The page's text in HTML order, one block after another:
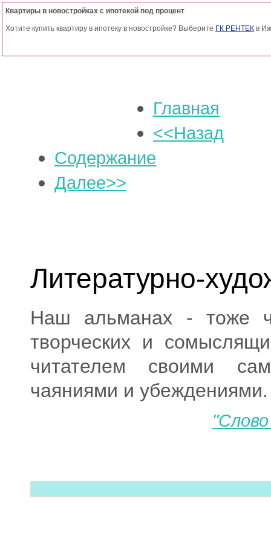
Квартиры в новостройках с ипотекой под процент
Хотите купить квартиру в ипотеку в новостройке? Выберите ГК РЕНТЕК в
Главная
<<Назад
Содержание
Далее>>
Литературно-
Наш альманах - тоже
творческих и
читателем своими
чаяниями и убеждениями.